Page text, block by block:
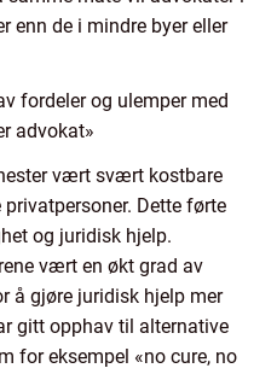
enn de i mindre byer eller
fordeler og ulemper med
advokat»
vært svært kostbare
Dette førte
og juridisk hjelp.
vært en økt grad av
å gjøre juridisk hjelp mer
gitt opphav til alternative
for eksempel «no cure, no